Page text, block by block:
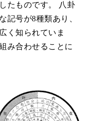
たものです。 八卦
記号が8種類あり、
く知られていま
み合わせることに